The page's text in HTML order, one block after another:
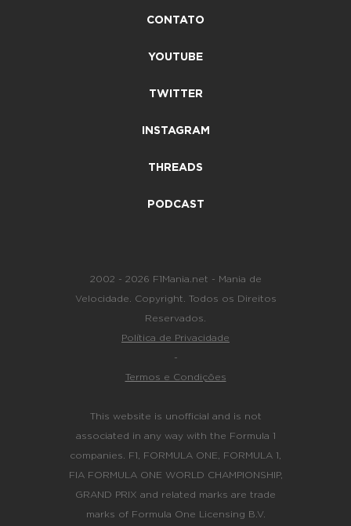
CONTATO
YOUTUBE
TWITTER
INSTAGRAM
THREADS
PODCAST
2002 - 2026 F1Mania.net - Mania de
Velocidade. Copyright. Todos os Direitos
Reservados.
Política de Privacidade
-
Termos e Condições
This website is unofficial and is not
associated in any way with the Formula 1
companies. F1, FORMULA ONE, FORMULA 1,
FIA FORMULA ONE WORLD CHAMPIONSHIP,
GRAND PRIX and related marks are trade
marks of Formula One Licensing B.V.